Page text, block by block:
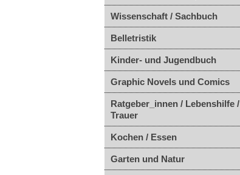
Wissenschaft / Sachbuch
Belletristik
Kinder- und Jugendbuch
Graphic Novels und Comics
Ratgeber_innen / Lebenshilfe /
Trauer
Kochen / Essen
Garten und Natur